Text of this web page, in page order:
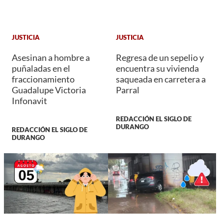
JUSTICIA
Asesinan a hombre a
puñaladas en el
fraccionamiento
Guadalupe Victoria
Infonavit
REDACCIÓN EL SIGLO DE
DURANGO
JUSTICIA
Regresa de un sepelio y
encuentra su vivienda
saqueada en carretera a
Parral
REDACCIÓN EL SIGLO DE
DURANGO